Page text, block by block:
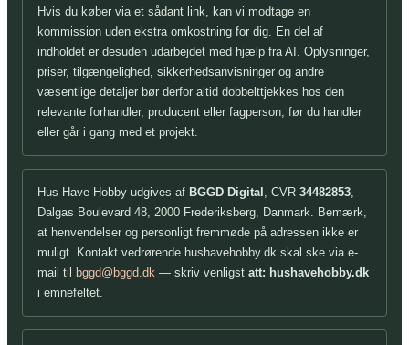
Hvis du køber via et sådant link, kan vi modtage en
kommission uden ekstra omkostning for dig. En del af
indholdet er desuden udarbejdet med hjælp fra AI. Oplysninger,
priser, tilgængelighed, sikkerhedsanvisninger og andre
væsentlige detaljer bør derfor altid dobbelttjekkes hos den
relevante forhandler, producent eller fagperson, før du handler
eller går i gang med et projekt.
Hus Have Hobby udgives af BGGD Digital , CVR 34482853,
Dalgas Boulevard 48, 2000 Frederiksberg, Danmark. Bemærk,
at henvendelser og personligt fremmøde på adressen ikke er
muligt. Kontakt vedrørende hushavehobby.dk skal ske via e-
mail til
bggd@bggd.dk — skriv venligst att: hushavehobby.dk
i emnefeltet.